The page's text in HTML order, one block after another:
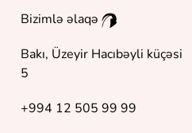
Bizimlə əlaqə
Bakı, Üzeyir Hacıbəyli küçəsi
5
+994 12 505 99 99